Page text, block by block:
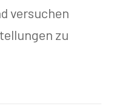
versuchen
zu